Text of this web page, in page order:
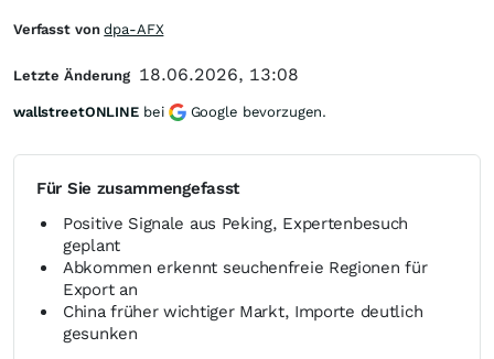
Für Sie zusammengefasst
Positive Signale aus Peking, Expertenbesuch
geplant
Abkommen erkennt seuchenfreie Regionen für
Export an
China früher wichtiger Markt, Importe deutlich
gesunken
Verfasst vondpa-AFX
Letzte Änderung 18.06.2026, 13:08
wallstreetONLINE bei Google bevorzugen.